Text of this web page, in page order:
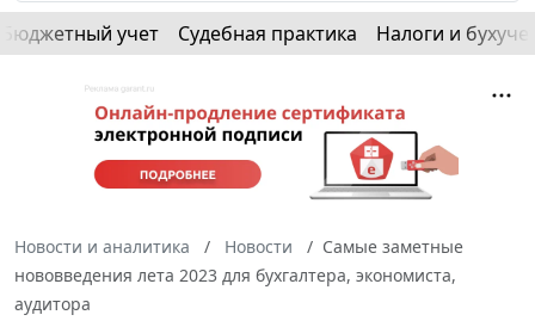
Бюджетный учет Судебная практика Налоги и
Новости и аналитика Новости
Самые заметные
нововведения лета 2023 для бухгалтера, экономиста,
аудитора